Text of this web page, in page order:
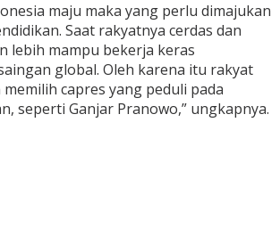
maju maka yang perlu dimajukan
Saat rakyatnya cerdas dan
lebih mampu bekerja keras
global. Oleh karena itu rakyat
capres yang peduli pada
seperti Ganjar Pranowo,” ungkapnya.